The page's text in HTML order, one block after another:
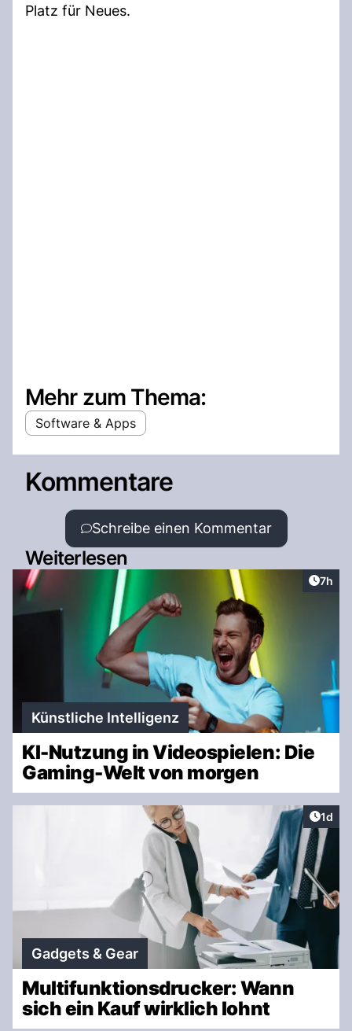
Platz für Neues.
Mehr zum Thema:
Software & Apps
Kommentare
Schreibe einen Kommentar
Weiterlesen
7h
Künstliche Intelligenz
KI-Nutzung in Videospielen: Die
Gaming-Welt von morgen
1d
Gadgets & Gear
Multifunktionsdrucker: Wann
sich ein Kauf wirklich lohnt